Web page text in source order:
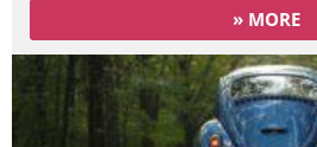
» MORE